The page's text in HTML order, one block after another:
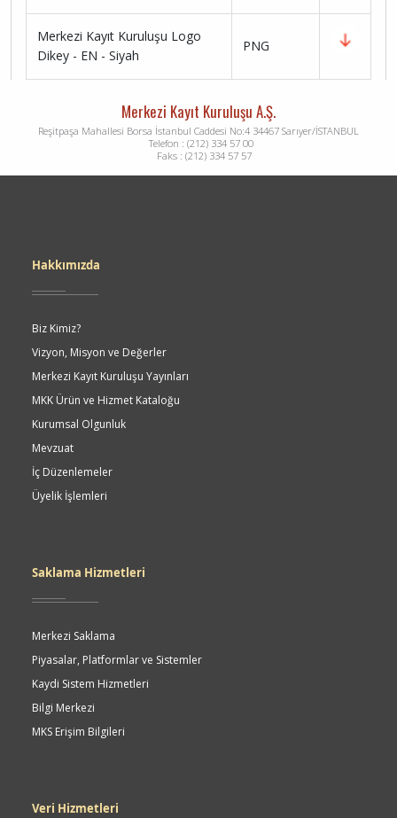
Merkezi Kayıt Kuruluşu Logo
Dikey - EN - Siyah
PNG
Merkezi Kayıt Kuruluşu A.Ş.
Reşitpaşa Mahallesi Borsa İstanbul Caddesi No:4 34467 Sarıyer/İSTANBUL
Telefon : (212) 334 57 00
Faks : (212) 334 57 57
Hakkımızda
Biz Kimiz?
Vizyon, Misyon ve Değerler
Merkezi Kayıt Kuruluşu Yayınları
MKK Ürün ve Hizmet Kataloğu
Kurumsal Olgunluk
Mevzuat
İç Düzenlemeler
Üyelik İşlemleri
Saklama Hizmetleri
Merkezi Saklama
Piyasalar, Platformlar ve Sistemler
Kaydi Sistem Hizmetleri
Bilgi Merkezi
MKS Erişim Bilgileri
Veri Hizmetleri